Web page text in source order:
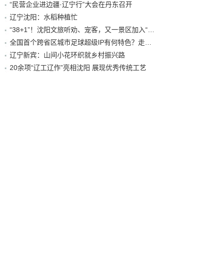
“民营企业进边疆·辽宁行”大会在丹东召开
辽宁沈阳：水稻种植忙
辽宁新宾：山间小花环织就乡村振兴路
20余项“辽工辽作”亮相沈阳 展现优秀传统工艺